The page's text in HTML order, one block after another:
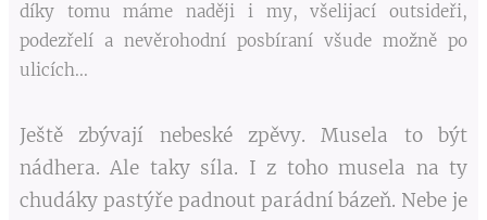
díky tomu máme naději i my, všelijací outsideři,
podezřelí a nevěrohodní posbíraní všude možně po
ulicích...
Ještě zbývají nebeské zpěvy. Musela to být
nádhera. Ale taky síla. I z toho musela na ty
chudáky pastýře padnout parádní bázeň. Nebe je